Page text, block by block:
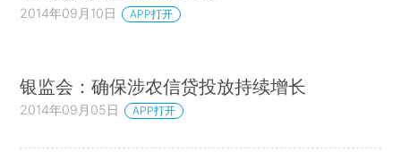
2014年09月10日 APP打开
银监会：确保涉农信贷投放持续增长
2014年09月05日 APP打开